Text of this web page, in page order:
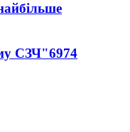
СЗЧ"6974